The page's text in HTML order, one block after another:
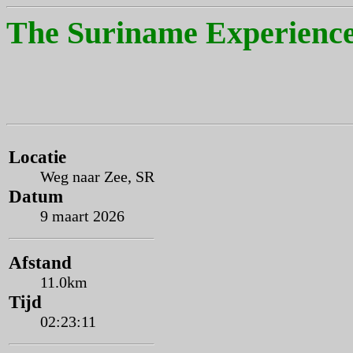
The Suriname
Locatie
Weg naar Zee, SR
Datum
9 maart 2026
Afstand
11.0km
Tijd
02:23:11